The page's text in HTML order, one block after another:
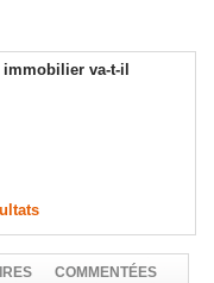
va-t-il
COMMENTÉES